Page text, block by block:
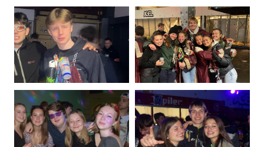
Photo
de
Bastien
Delmotte
Photo
de
Robin
Fernandez
Photo
de
Edouard
Flas
Photo
de
Juliette
Genot